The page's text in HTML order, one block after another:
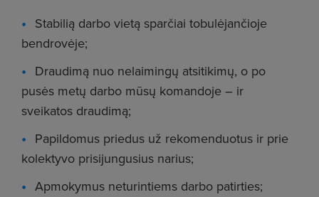
Stabilią darbo vietą sparčiai tobulėjančioje
bendrovėje;
Draudimą nuo nelaimingų atsitikimų, o po
pusės metų darbo mūsų komandoje – ir
sveikatos draudimą;
Papildomus priedus už rekomenduotus ir prie
kolektyvo prisijungusius narius;
Apmokymus neturintiems darbo patirties;